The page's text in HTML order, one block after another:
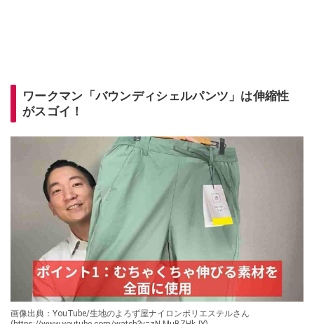
ワークマン「バウンディシェルパンツ」は伸縮性
がスゴイ！
画像出典：YouTube/生地のよろず屋ナイロンポリエステルさん